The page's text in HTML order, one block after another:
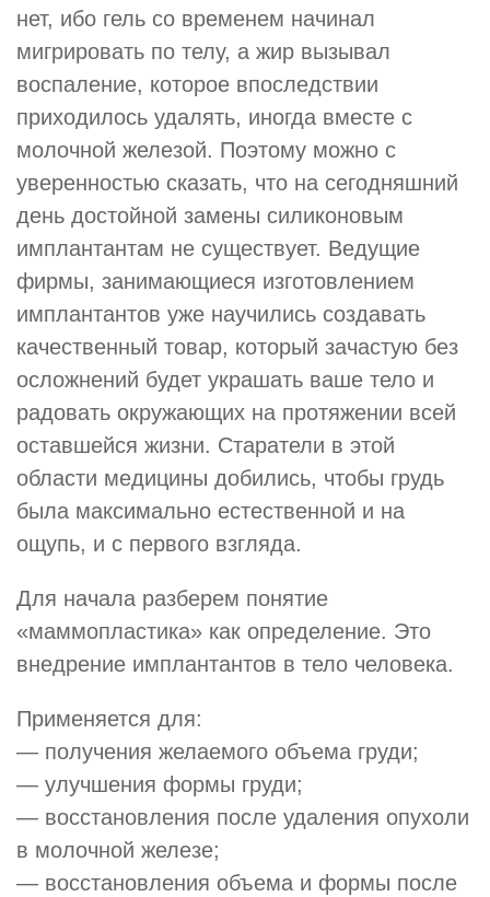
нет, ибо гель со временем начинал
мигрировать по телу, а жир вызывал
воспаление, которое впоследствии
приходилось удалять, иногда вместе с
молочной железой. Поэтому можно с
уверенностью сказать, что на сегодняшний
день достойной замены силиконовым
имплантантам не существует. Ведущие
фирмы, занимающиеся изготовлением
имплантантов уже научились создавать
качественный товар, который зачастую без
осложнений будет украшать ваше тело и
радовать окружающих на протяжении всей
оставшейся жизни. Старатели в этой
области медицины добились, чтобы грудь
была максимально естественной и на
ощупь, и с первого взгляда.
Для начала разберем понятие
«маммопластика» как определение. Это
внедрение имплантантов в тело человека.
Применяется для:
— получения желаемого объема груди;
— улучшения формы груди;
— восстановления после удаления опухоли
в молочной железе;
— восстановления объема и формы после